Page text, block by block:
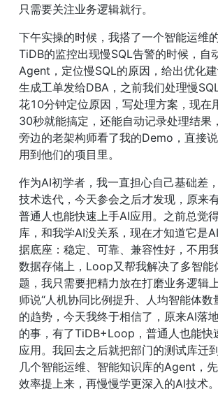
只需要关注业务逻辑就行。
下午实操的时候，我搭了一个智能运维
TiDB的监控出现慢SQL告警的时候，自
Agent，定位慢SQL的原因，给出优化
生成工单发给DBA，之前我们处理慢
花10分钟定位原因，写处理方案，现在
30秒就能搞定，还能自动记录处理结果
旁边的老架构师看了我的Demo，直接
用到他们的项目里。
作为AI初学者，我一直担心自己基础差
技术迭代，今天参会之后才发现，原来
普通人也能快速上手AI应用。之前总觉
库，和我学AI没关系，现在才知道它是
据底座：稳定、可靠、兼容性好，不用
数据存储上，Loop又帮我解决了多智能
题，我只需要把精力放在打磨业务逻辑
师说“人机协同比例提升、人均智能体数
的趋势，今天我终于相信了，原来AI落
的事，有了TiDB+Loop，普通人也能快
应用。我回去之后就把部门的测试库迁
几个智能运维、智能知识库的Agent，
效率提上来，再慢慢学更深入的AI技术。